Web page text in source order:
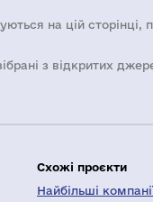
на цій сторінці,
з відкритих
Схожі проєкти
Найбільші